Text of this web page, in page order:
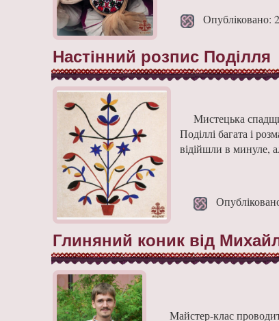
Опубліковано:
Настінний розпис Поділля
Мистецька
Поділлі багата і
відійшли в минуле,
Глиняний коник від
Майстер-клас